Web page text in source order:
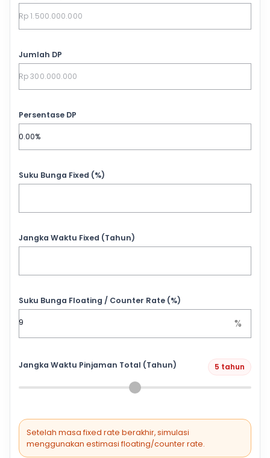
Jumlah DP
Persentase DP
Suku Bunga Fixed (%)
Jangka Waktu Fixed (Tahun)
Suku Bunga Floating / Counter Rate (%)
%
Jangka Waktu Pinjaman Total (Tahun) 5 tahun
Setelah masa fixed rate berakhir, simulasi
menggunakan estimasi floating/counter rate.